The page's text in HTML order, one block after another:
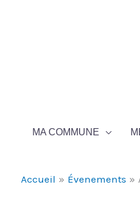
MA COMMUNE
Accueil Évenements